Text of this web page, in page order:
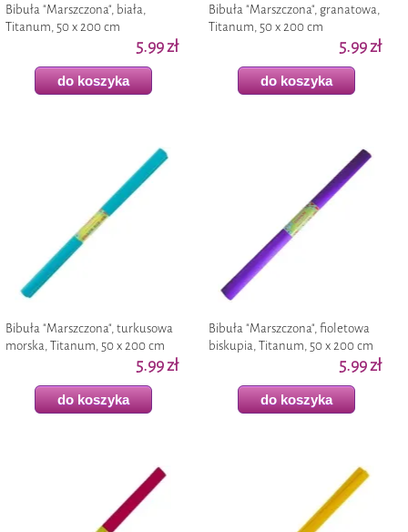
Bibuła "Marszczona", biała,
Titanum, 50 x 200 cm
5.99 zł
do koszyka
Bibuła "Marszczona", granatowa,
Titanum, 50 x 200 cm
5.99 zł
do koszyka
Bibuła "Marszczona", turkusowa
morska, Titanum, 50 x 200 cm
5.99 zł
do koszyka
Bibuła "Marszczona", fioletowa
biskupia, Titanum, 50 x 200 cm
5.99 zł
do koszyka